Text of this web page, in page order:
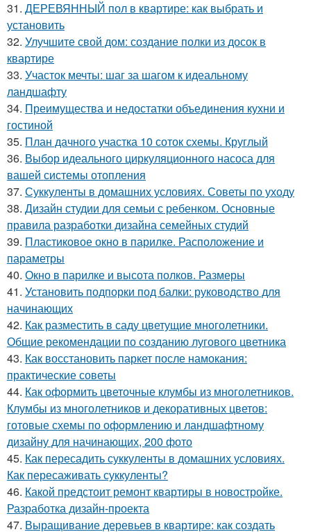
31. ДЕРЕВЯННЫЙ пол в квартире: как выбрать и
установить
32. Улучшите свой дом: создание полки из досок в
квартире
33. Участок мечты: шаг за шагом к идеальному
ландшафту
34. Преимущества и недостатки объединения кухни и
гостиной
35. План дачного участка 10 соток схемы. Круглый
36. Выбор идеального циркуляционного насоса для
вашей системы отопления
37. Суккуленты в домашних условиях. Советы по уходу
38. Дизайн студии для семьи с ребенком. Основные
правила разработки дизайна семейных студий
39. Пластиковое окно в парилке. Расположение и
параметры
40. Окно в парилке и высота полков. Размеры
41. Установить подпорки под балки: руководство для
начинающих
42. Как разместить в саду цветущие многолетники.
Общие рекомендации по созданию лугового цветника
43. Как восстановить паркет после намокания:
практические советы
44. Как оформить цветочные клумбы из многолетников.
Клумбы из многолетников и декоративных цветов:
готовые схемы по оформлению и ландшафтному
дизайну для начинающих, 200 фото
45. Как пересадить суккуленты в домашних условиях.
Как пересаживать суккуленты?
46. Какой предстоит ремонт квартиры в новостройке.
Разработка дизайн-проекта
47. Выращивание деревьев в квартире: как создать